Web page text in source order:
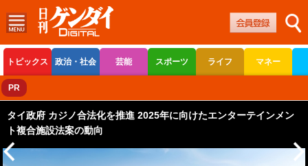
トピックス 政治・社会 芸能 スポーツ ライフ マネー
ボートレース
PR
タイ政府 カジノ合法化を推進 2025年に向けたエンターテインメン
ト複合施設法案の動向